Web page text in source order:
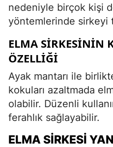
nedeniyle birçok kişi
yöntemlerinde sirkeyi
ELMA SIRKESININ
ÖZELLIĞI
Ayak mantarı ile
kokuları azaltmada
olabilir. Düzenli
ferahlık sağlayabilir.
ELMA SIRKESI